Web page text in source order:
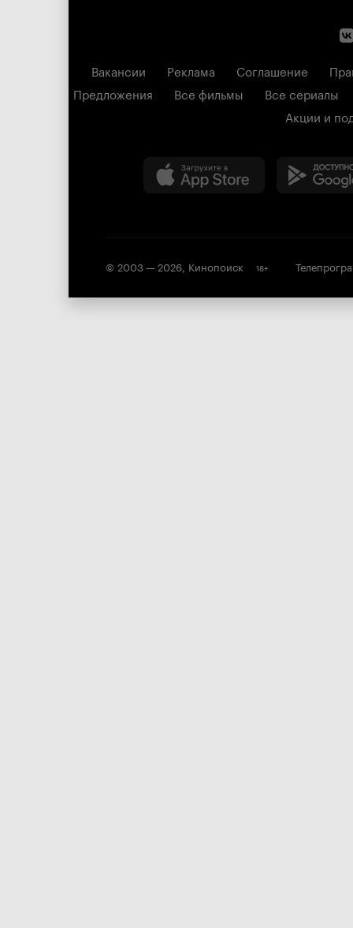
Вакансии Реклама Соглашение
Предложения
Все фильмы
Все сериалы
Акции и
© 2003 — 2026, Кинопоиск 18+